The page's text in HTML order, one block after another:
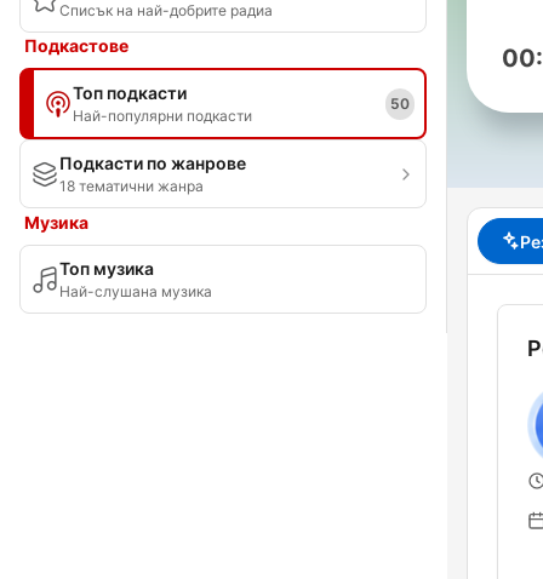
Списък на най-добрите радиа
Подкастове
Топ подкасти
Най-популярни подкасти
50
Подкасти по жанрове
18 тематични жанра
Музика
Топ музика
Най-слушана музика